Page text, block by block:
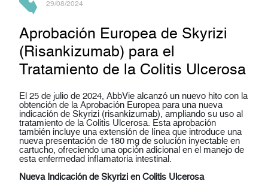
29/08/2024
Aprobación Europea de Skyrizi
(Risankizumab) para el
Tratamiento de la Colitis Ulcerosa
El 25 de julio de 2024, AbbVie alcanzó un nuevo hito con la
obtención de la Aprobación Europea para una nueva
indicación de Skyrizi (risankizumab), ampliando su uso al
tratamiento de la Colitis Ulcerosa. Esta aprobación
también incluye una extensión de línea que introduce una
nueva presentación de 180 mg de solución inyectable en
cartucho, ofreciendo una opción adicional en el manejo de
esta enfermedad inflamatoria intestinal.
Nueva Indicación de Skyrizi en Colitis Ulcerosa